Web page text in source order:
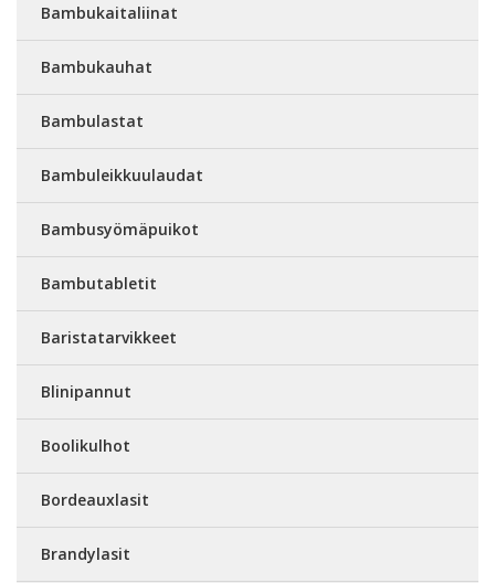
Bambukaitaliinat
Bambukauhat
Bambulastat
Bambuleikkuulaudat
Bambusyömäpuikot
Bambutabletit
Baristatarvikkeet
Blinipannut
Boolikulhot
Bordeauxlasit
Brandylasit